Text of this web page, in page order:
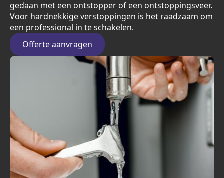
gedaan met een ontstopper of een ontstoppingsveer.
Voor hardnekkige verstoppingen is het raadzaam om
een professional in te schakelen.
Offerte aanvragen